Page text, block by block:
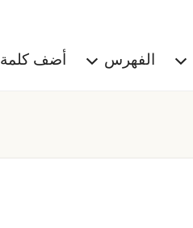
الفهرس أضف كلمة